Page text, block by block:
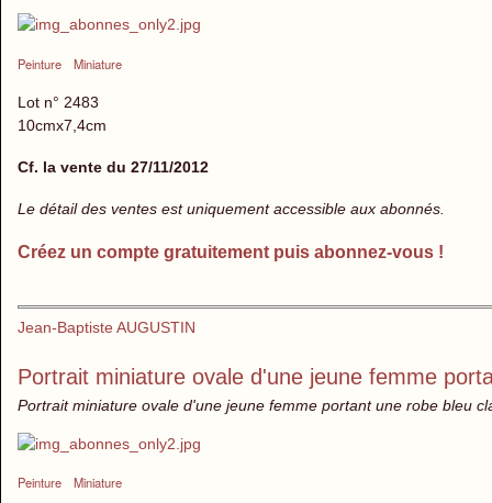
Peinture Miniature
Lot n° 2483
10cmx7,4cm
Cf. la vente du 27/11/2012
Le détail des ventes est uniquement accessible aux abonnés.
Créez un compte gratuitement puis abonnez-vous !
Jean-Baptiste AUGUSTIN
Portrait miniature ovale d'une jeune femme
Portrait miniature ovale d'une jeune femme portant une robe bleu
Peinture Miniature